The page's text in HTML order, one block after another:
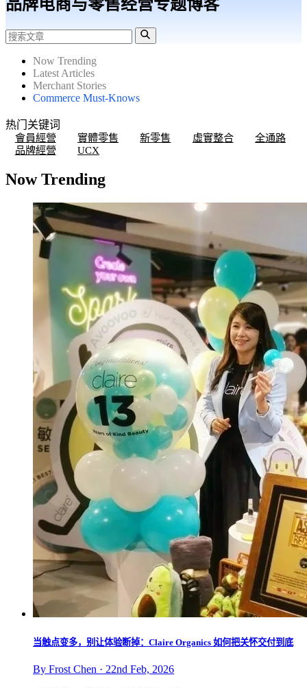
品牌电商与零售经营专题博客
Now Trending
Latest Articles
Merchant Stories
Commerce Must-Knows
热门关键词
會員經營
實體零售 新零售 虛實整合
全通路
品牌經營
UCX
Now Trending
当触点变多，别让体验断掉：Claire Organics 如何把关怀交付到底
By Frost Chen · 22nd Feb, 2026